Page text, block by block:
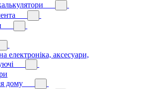
електроніка, аксесуари,
дому